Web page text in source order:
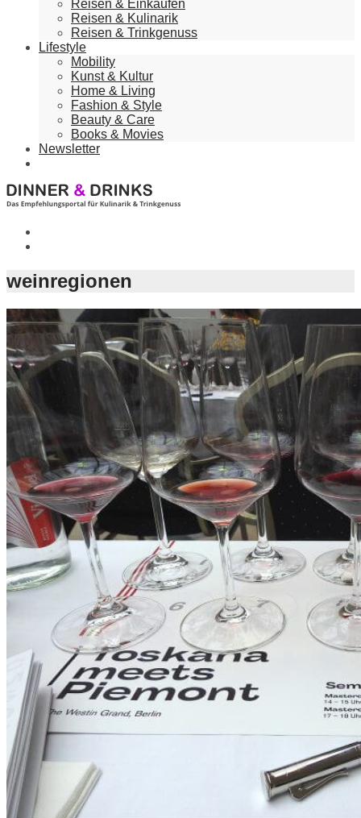
Reisen & Einkaufen
Reisen & Kulinarik
Reisen & Trinkgenuss
Lifestyle
Mobility
Kunst & Kultur
Home & Living
Fashion & Style
Beauty & Care
Books & Movies
Newsletter
weinregionen